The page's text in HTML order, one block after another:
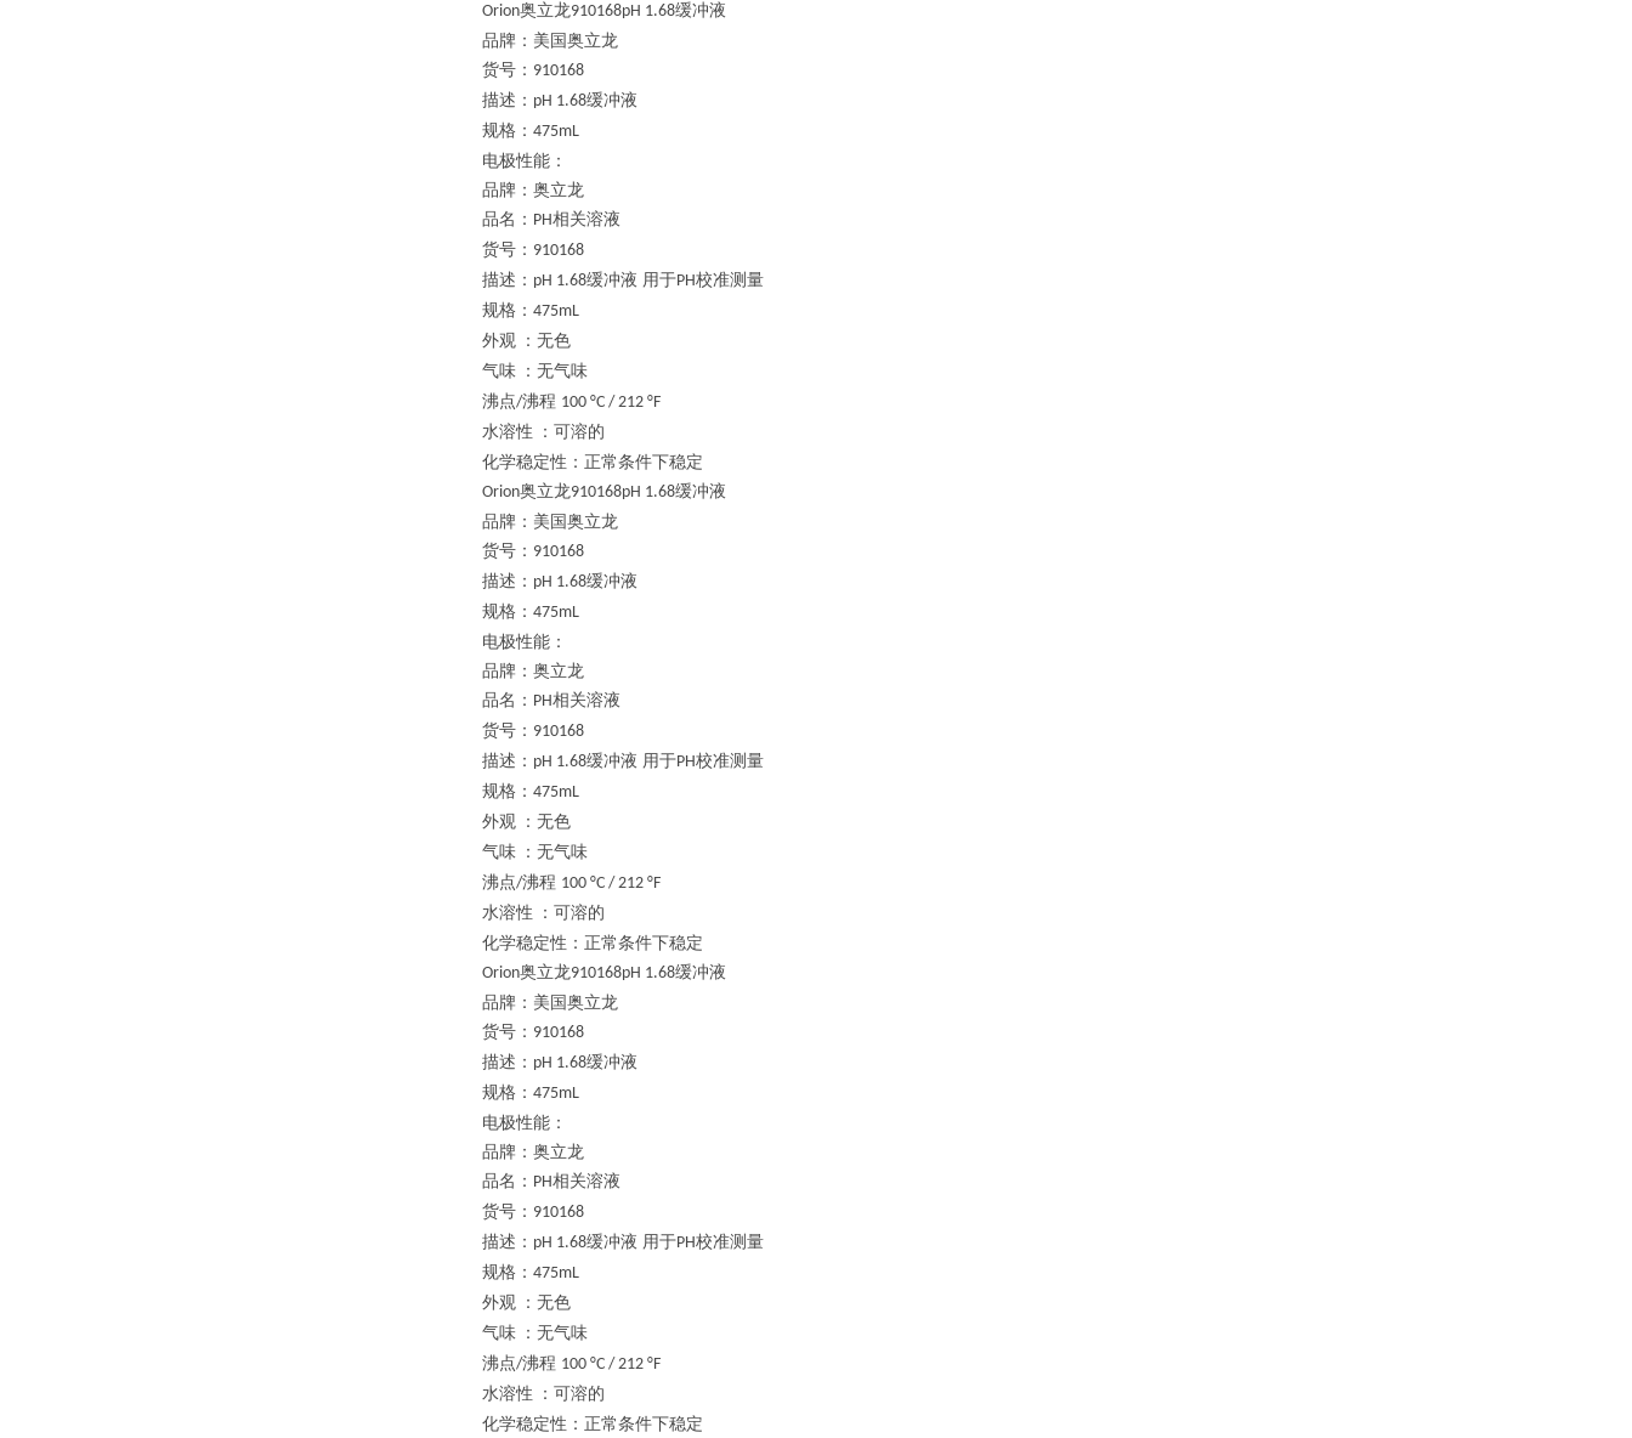
Orion奥立龙910168pH 1.68缓冲液
品牌：美国奥立龙
货号： 910168
描述： pH 1.68缓冲液
规格： 475mL
电极性能：
品牌：奥立龙
品名： PH相关溶液
货号： 910168
描述： pH 1.68缓冲液 用于PH校准测量
规格： 475mL
外观 ：无色
气味 ：无气味
沸点/沸程 100 °C / 212 °F
水溶性 ：可溶的
化学稳定性：正常条件下稳定
Orion奥立龙910168pH 1.68缓冲液
品牌：美国奥立龙
货号： 910168
描述： pH 1.68缓冲液
规格： 475mL
电极性能：
品牌：奥立龙
品名： PH相关溶液
货号： 910168
描述： pH 1.68缓冲液 用于PH校准测量
规格： 475mL
外观 ：无色
气味 ：无气味
沸点/沸程 100 °C / 212 °F
水溶性 ：可溶的
化学稳定性：正常条件下稳定
Orion奥立龙910168pH 1.68缓冲液
品牌：美国奥立龙
货号： 910168
描述： pH 1.68缓冲液
规格： 475mL
电极性能：
品牌：奥立龙
品名： PH相关溶液
货号： 910168
描述： pH 1.68缓冲液 用于PH校准测量
规格： 475mL
外观 ：无色
气味 ：无气味
沸点/沸程 100 °C / 212 °F
水溶性 ：可溶的
化学稳定性：正常条件下稳定